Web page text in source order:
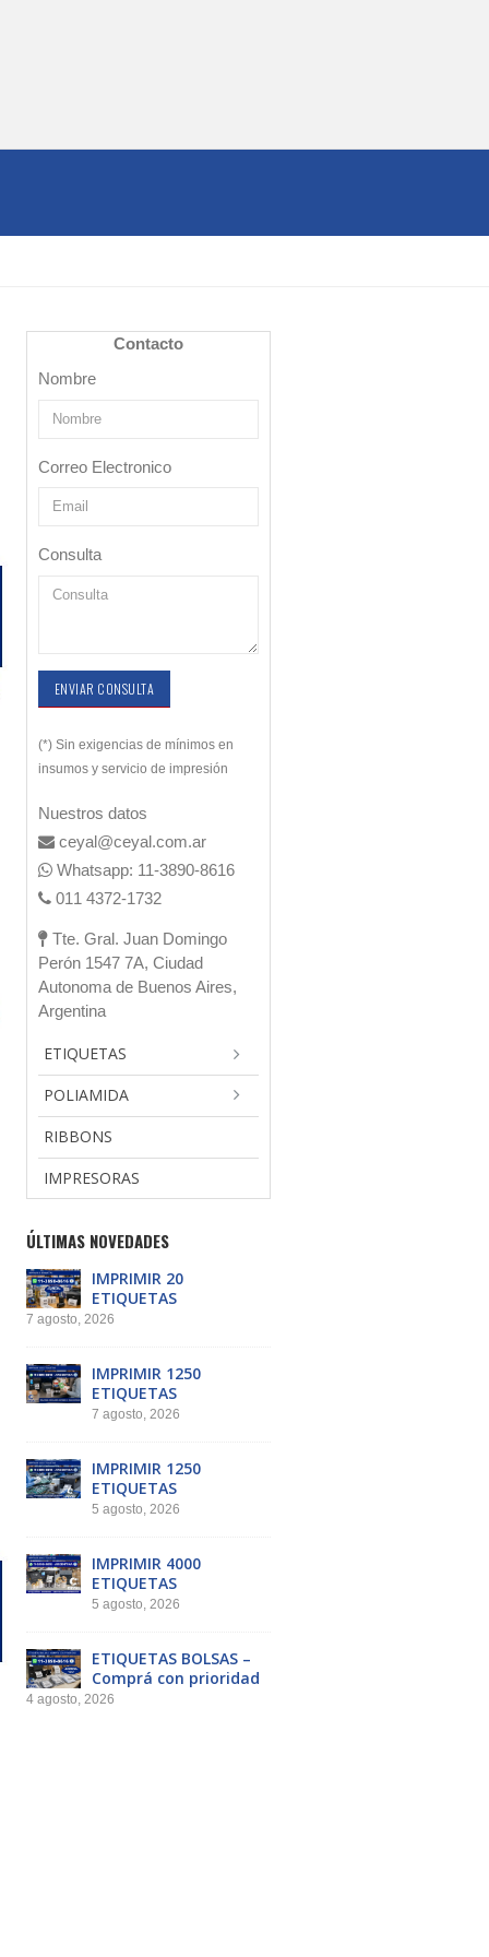
Contacto
Nombre
Correo Electronico
Consulta
ENVIAR CONSULTA
(*) Sin exigencias de mínimos en
insumos y servicio de impresión
Nuestros datos
ceyal@ceyal.com.ar
Whatsapp: 11-3890-8616
011 4372-1732
Tte. Gral. Juan Domingo
Perón 1547 7A, Ciudad
Autonoma de Buenos Aires,
Argentina
ETIQUETAS
POLIAMIDA
RIBBONS
IMPRESORAS
ÚLTIMAS NOVEDADES
IMPRIMIR 20
ETIQUETAS
7 agosto, 2026
IMPRIMIR 1250
ETIQUETAS
7 agosto, 2026
IMPRIMIR 1250
ETIQUETAS
5 agosto, 2026
IMPRIMIR 4000
ETIQUETAS
5 agosto, 2026
ETIQUETAS BOLSAS –
Comprá con prioridad
4 agosto, 2026